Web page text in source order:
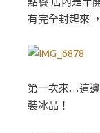
有完全封起來
第一次來…這
裝冰品！